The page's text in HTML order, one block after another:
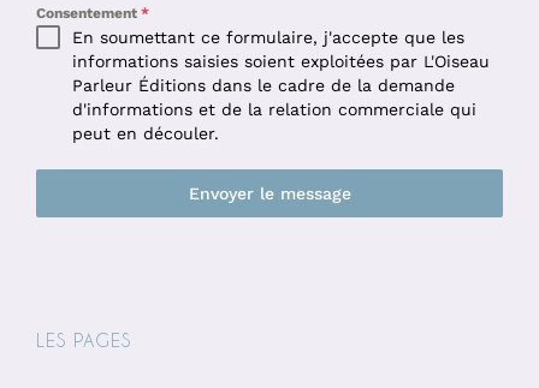
Consentement *
En soumettant ce formulaire, j'accepte que les
informations saisies soient exploitées par L'Oiseau
Parleur Éditions dans le cadre de la demande
d'informations et de la relation commerciale qui
peut en découler.
Envoyer le message
LES PAGES